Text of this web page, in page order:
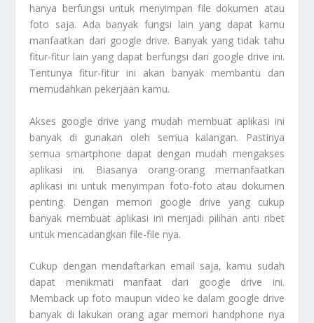
hanya berfungsi untuk menyimpan file dokumen atau
foto saja. Ada banyak fungsi lain yang dapat kamu
manfaatkan dari google drive. Banyak yang tidak tahu
fitur-fitur lain yang dapat berfungsi dari google drive ini.
Tentunya fitur-fitur ini akan banyak membantu dan
memudahkan pekerjaan kamu.
Akses google drive yang mudah membuat aplikasi ini
banyak di gunakan oleh semua kalangan. Pastinya
semua smartphone dapat dengan mudah mengakses
aplikasi ini. Biasanya orang-orang memanfaatkan
aplikasi ini untuk menyimpan foto-foto atau dokumen
penting. Dengan memori google drive yang cukup
banyak membuat aplikasi ini menjadi pilihan anti ribet
untuk mencadangkan file-file nya.
Cukup dengan mendaftarkan email saja, kamu sudah
dapat menikmati manfaat dari google drive ini.
Memback up foto maupun video ke dalam google drive
banyak di lakukan orang agar memori handphone nya